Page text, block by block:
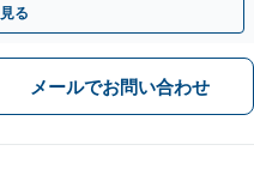
る
メールでお問い合わせ